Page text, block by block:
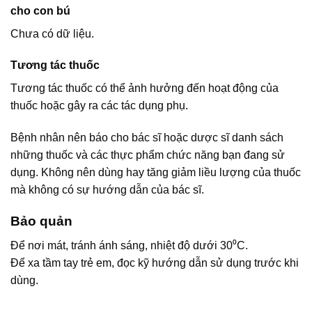
cho con bú
Chưa có dữ liệu.
Tương tác thuốc
Tương tác thuốc có thể ảnh hưởng đến hoạt động của
thuốc hoặc gây ra các tác dụng phụ.
Bệnh nhân nên báo cho bác sĩ hoặc dược sĩ danh sách
những thuốc và các thực phẩm chức năng bạn đang sử
dụng. Không nên dùng hay tăng giảm liều lượng của thuốc
mà không có sự hướng dẫn của bác sĩ.
Bảo quản
Để nơi mát, tránh ánh sáng, nhiệt độ dưới 30⁰C.
Để xa tầm tay trẻ em, đọc kỹ hướng dẫn sử dụng trước khi
dùng.